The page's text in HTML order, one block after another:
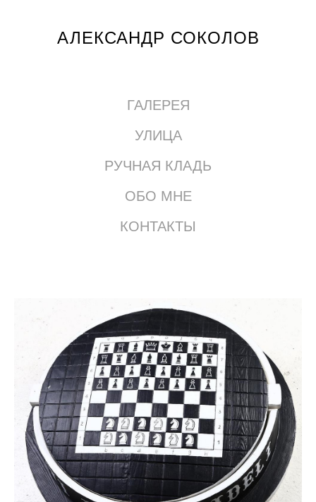
АЛЕКСАНДР СОКОЛОВ
ГАЛЕРЕЯ
УЛИЦА
РУЧНАЯ КЛАДЬ
ОБО МНЕ
КОНТАКТЫ